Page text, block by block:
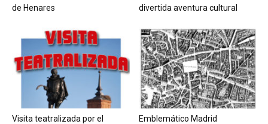
de Henares
divertida aventura cultural
Visita teatralizada por el
Emblemático Madrid